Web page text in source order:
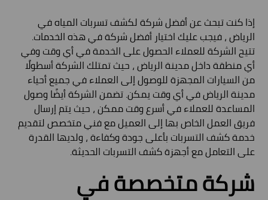
إذا كنت تبحث عن أفضل شركة لكشف تسربات المياه في
الرياض ، فيجب عليك اختيار أفضل شركة في هذه الخدمات.
تتيح الشركة للعملاء الحصول على الخدمة في أي وقت وفي
أي منطقة داخل مدينة الرياض ، حيث تمتلك الشركة أسطولًا
من السيارات المجهزة للوصول إلى العملاء في جميع أحياء
مدينة الرياض في أي وقت يمكن. تضمن الشركة أيضًا وصول
المساعدة للعملاء في أسرع وقت ممكن ، حيث يتم إرسال
فريق العمل الخاص بها إلى العميل مع فني متخصص لتقديم
خدمة كشف التسربات بأعلى جودة وكفاءة ، ولديها القدرة
على التعامل مع أجهزة كشف التسربات الحديثة.
شركة متخصصة في